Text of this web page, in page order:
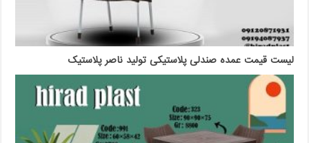
لیست قیمت عمده صندلی پلاستیکی تولید ناصر پلاستیک